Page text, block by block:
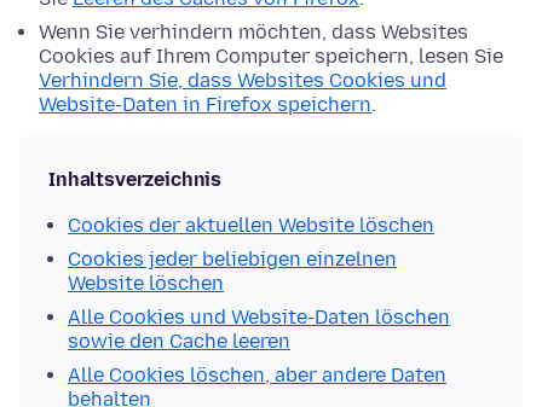
Wenn Sie verhindern möchten, dass Websites
Cookies auf Ihrem Computer speichern, lesen Sie
Verhindern Sie, dass Websites Cookies und
Website-Daten in Firefox speichern.
Inhaltsverzeichnis
Cookies der aktuellen Website löschen
Cookies jeder beliebigen einzelnen
Website löschen
Alle Cookies und Website-Daten löschen
sowie den Cache leeren
Alle Cookies löschen, aber andere Daten
behalten